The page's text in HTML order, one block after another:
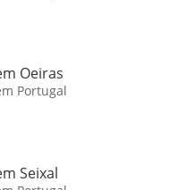
Oeiras
Portugal
Seixal